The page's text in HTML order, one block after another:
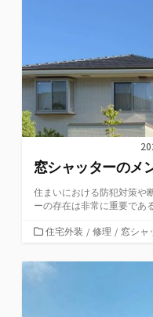
窓シャッターのメ
住まいにおける防犯対策や
ーの存在は非常に重要である
カ
ゴ
住宅外装 / 修理 / 窓シャ